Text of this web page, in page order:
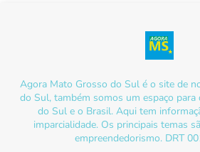
Agora Mato Grosso do Sul é o site de
do Sul, também somos um espaço
do Sul e o Brasil. Aqui tem
imparcialidade. Os principais temas
empreendedorismo. DRT